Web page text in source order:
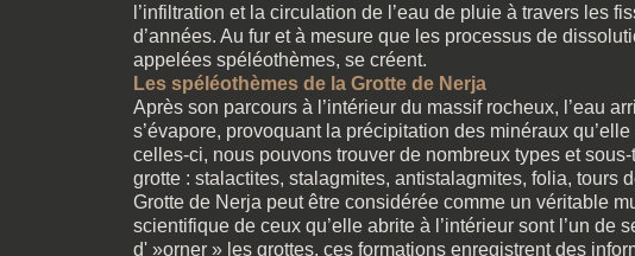
l’infiltration et la circulation de l’eau de pluie à travers les
d’années. Au fur et à mesure que les processus de
appelées spéléothèmes, se créent.
Les spéléothèmes de la Grotte de Nerja
Après son parcours à l’intérieur du massif rocheux, l’eau
s’évapore, provoquant la précipitation des minéraux
celles-ci, nous pouvons trouver de nombreux types et
grotte : stalactites, stalagmites, antistalagmites, folia,
Grotte de Nerja peut être considérée comme un véritable
scientifique de ceux qu’elle abrite à l’intérieur sont l’un
d' »orner » les grottes, ces formations enregistrent des